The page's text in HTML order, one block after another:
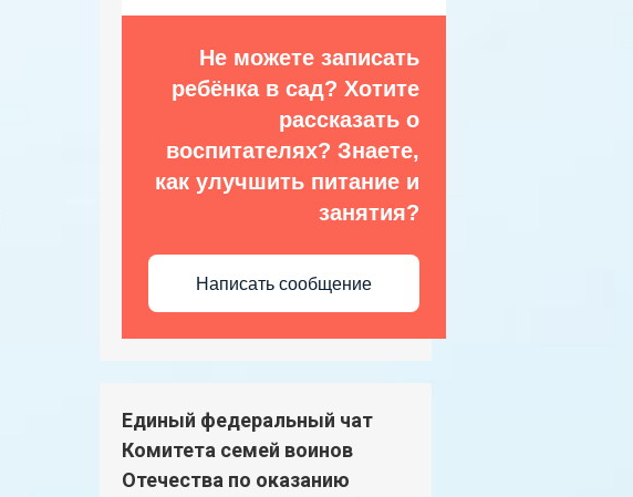
Не можете записать
ребёнка в сад? Хотите
рассказать о
воспитателях? Знаете,
как улучшить питание и
занятия?
Написать сообщение
Единый федеральный чат
Комитета семей воинов
Отечества по оказанию